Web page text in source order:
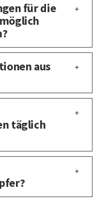
für die
aus
täglich